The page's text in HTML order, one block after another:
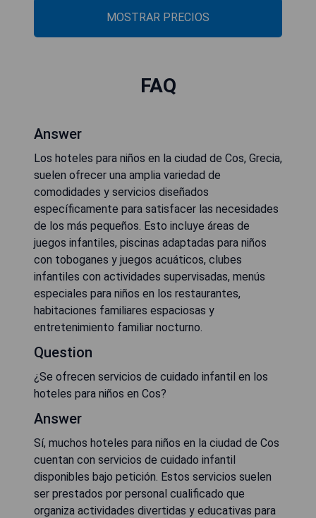
MOSTRAR PRECIOS
FAQ
Answer
Los hoteles para niños en la ciudad de Cos, Grecia,
suelen ofrecer una amplia variedad de
comodidades y servicios diseñados
específicamente para satisfacer las necesidades
de los más pequeños. Esto incluye áreas de
juegos infantiles, piscinas adaptadas para niños
con toboganes y juegos acuáticos, clubes
infantiles con actividades supervisadas, menús
especiales para niños en los restaurantes,
habitaciones familiares espaciosas y
entretenimiento familiar nocturno.
Question
¿Se ofrecen servicios de cuidado infantil en los
hoteles para niños en Cos?
Answer
Sí, muchos hoteles para niños en la ciudad de Cos
cuentan con servicios de cuidado infantil
disponibles bajo petición. Estos servicios suelen
ser prestados por personal cualificado que
organiza actividades divertidas y educativas para